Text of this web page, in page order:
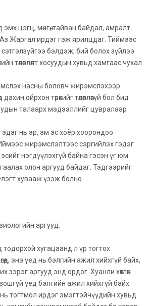
эмх цэгц, мөнгө, тайван байдал, амралт
Жаргал ирдэг гэж ярилцдаг. Тиймээс
бэлдэж, бий болох зүйлээ
төлөвлөлт хосуудын хувьд хамгаас чухал
насны боловч жирэмслэхээр
дахин ойрхон төрөхийг төлөвлөөгүй бол бид
талаарх мэдээллийг цувралаар
нь эр, эм эс хоёр хоорондоо
жирэмслэлтээс сэргийлэх гэдэг
нэгдүүлэхгүй байна гэсэн үг юм.
олон аргууд байдаг. Тэдгээрийг
хувааж үзэж болно.
аргууд:
хугацаанд л үр тогтох
энэ үед нь бэлгийн ажил хийхгүй байх,
зэрэг аргууд энд ордог. Хуанли хөтлөх
үед бэлгийн ажил хийхгүй байх
тогтмол ирдэг эмэгтэйчүүдийн хувьд